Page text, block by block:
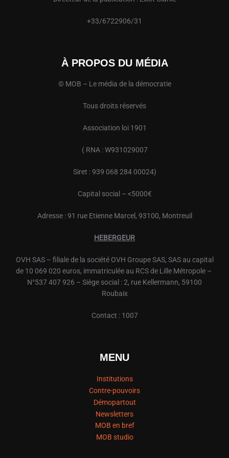
+33/6722906/31
À PROPOS DU MÉDIA
© MOB – Le média de la démocratie
Tous droits réservés
Association loi 1901
( RNA : W931029007
Siret : 939 068 284 00024)
Capital social – <5000€
Adresse : 91 rue Etienne Marcel, 93100, Montreuil
HEBERGEUR
OVH SAS – filiale de la société OVH Groupe SAS, SAS au capital
de 10 069 020 euros, immatriculée au RCS de Lille Métropole –
N°537 407 926 – Siège social : 2, rue Kellermann, 59100
Roubaix
Contact : 1007
MENU
Institutions
Contre-pouvoirs
Démopartout
Newsletters
MOB en bref
MOB studio